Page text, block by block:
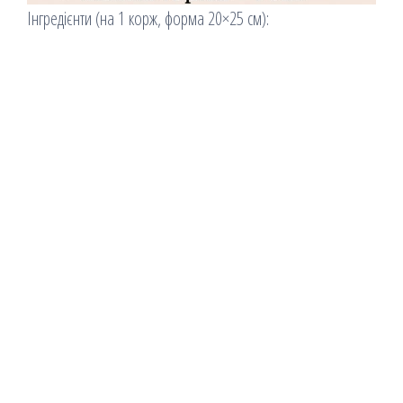
Інгредієнти (на 1 корж, форма 20×25 см):